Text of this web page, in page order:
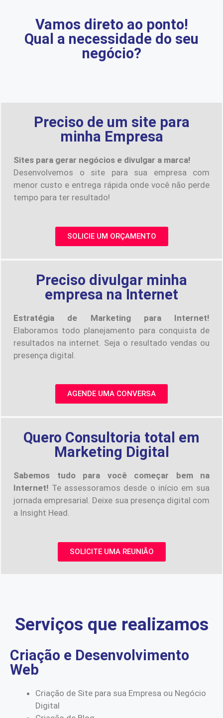
Vamos direto ao ponto!
Qual a necessidade do seu
negócio?
Preciso de um site para
minha Empresa
Sites para gerar negócios e divulgar a marca!
Desenvolvemos o site para sua empresa com
menor custo e entrega rápida onde você não perde
tempo para ter resultado!
SOLICIE UM ORÇAMENTO
Preciso divulgar minha
empresa na Internet
Estratégia de Marketing para Internet!
Elaboramos todo planejamento para conquista de
resultados na internet. Seja o resultado vendas ou
presença digital.
AGENDE UMA CONVERSA
Quero Consultoria total em
Marketing Digital
Sabemos tudo para você começar bem na
Internet! Te assessoramos desde o início em sua
jornada empresarial. Deixe sua presença digital com
a Insight Head.
SOLICITE UMA REUNIÃO
Serviços que realizamos
Criação e Desenvolvimento
Web
Criação de Site para sua Empresa ou Negócio
Digital